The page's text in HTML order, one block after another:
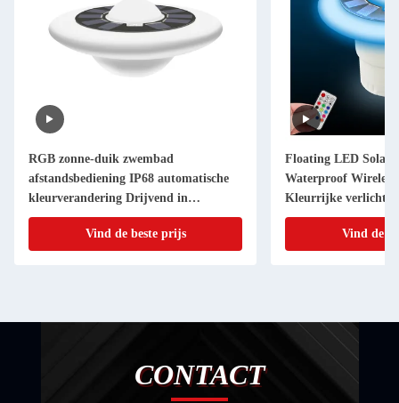
RGB zonne-duik zwembad
afstandsbediening IP68 automatische
kleurverandering Drijvend in
zwembaden
Vind de beste prijs
Floating LED Solar
Waterproof
Kleurrijke
Vind de
CONTACT